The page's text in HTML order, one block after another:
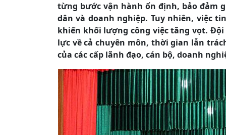
từng bước vận hành ổn định, bảo đảm
dân và doanh nghiệp. Tuy nhiên, việc
khiến khối lượng công việc tăng vọt.
lực về cả chuyên môn, thời gian lẫn
của các cấp lãnh đạo, cán bộ, doanh